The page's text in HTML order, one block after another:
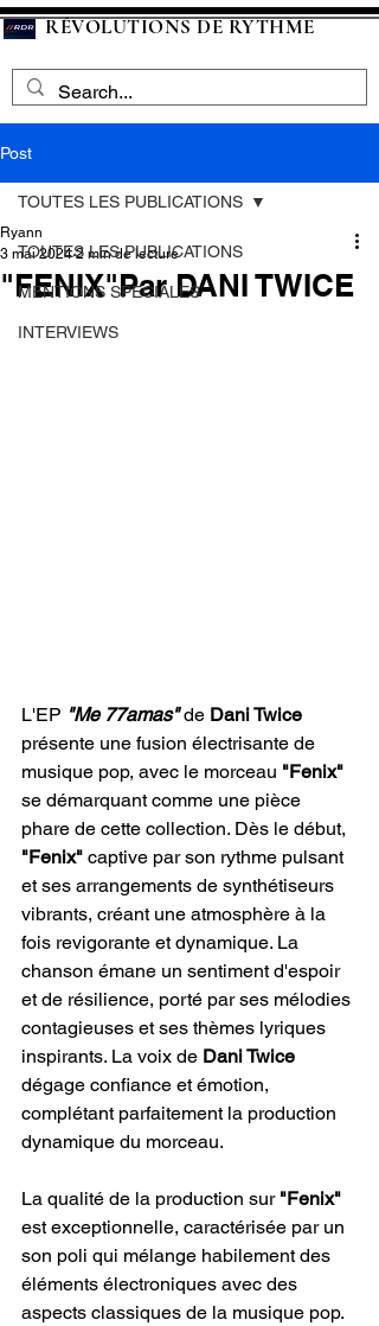
RÉVOLUTIONS DE RYTHME
Post
TOUTES LES PUBLICATIONS
MENTIONS SPECIALES
INTERVIEWS
TOUTES LES PUBLICATIONS
"FENIX"Par DANI TWICE
Ryann
3 mai 2024 2 min de lecture
L'EP "Me 77amas" de Dani Twice
présente une fusion électrisante de
musique pop, avec le morceau "Fenix"
se démarquant comme une pièce
phare de cette collection. Dès le début,
"Fenix" captive par son rythme pulsant
et ses arrangements de synthétiseurs
vibrants, créant une atmosphère à la
fois revigorante et dynamique. La
chanson émane un sentiment d'espoir
et de résilience, porté par ses mélodies
contagieuses et ses thèmes lyriques
inspirants. La voix de Dani Twice
dégage confiance et émotion,
complétant parfaitement la production
dynamique du morceau.
La qualité de la production sur "Fenix"
est exceptionnelle, caractérisée par un
son poli qui mélange habilement des
éléments électroniques avec des
aspects classiques de la musique pop.